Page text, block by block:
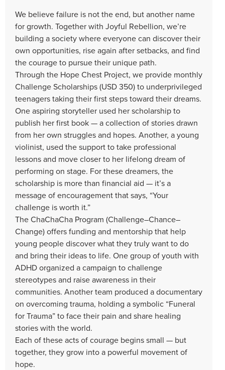
We believe failure is not the end, but another name
for growth. Together with Joyful Rebellion, we’re
building a society where everyone can discover their
own opportunities, rise again after setbacks, and find
the courage to pursue their unique path.
Through the Hope Chest Project, we provide monthly
Challenge Scholarships (USD 350) to underprivileged
teenagers taking their first steps toward their dreams.
One aspiring storyteller used her scholarship to
publish her first book — a collection of stories drawn
from her own struggles and hopes. Another, a young
violinist, used the support to take professional
lessons and move closer to her lifelong dream of
performing on stage. For these dreamers, the
scholarship is more than financial aid — it’s a
message of encouragement that says, “Your
challenge is worth it.”
The ChaChaCha Program (Challenge–Chance–
Change) offers funding and mentorship that help
young people discover what they truly want to do
and bring their ideas to life. One group of youth with
ADHD organized a campaign to challenge
stereotypes and raise awareness in their
communities. Another team produced a documentary
on overcoming trauma, holding a symbolic “Funeral
for Trauma” to face their pain and share healing
stories with the world.
Each of these acts of courage begins small — but
together, they grow into a powerful movement of
hope.